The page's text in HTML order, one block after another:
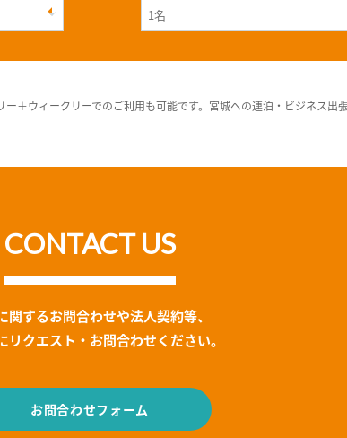
＋ウィークリーでのご利用も可能です。宮城への連泊・ビジネス出
CONTACT US
関するお問合わせや法人契約等、
リクエスト・お問合わせください。
お問合わせフォーム